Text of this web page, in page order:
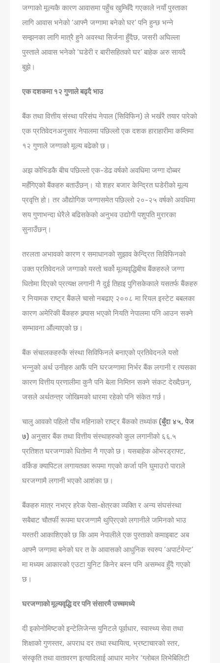
जग्गाको मूल्यकै कारण आवासमा पहुँच खुम्चिँदै गएकाले नयाँ पुस्ताका
लागि आवास भनेको ‘आफ्नै जग्गामा बनेको घर’ पनि हुन्छ भन्ने
सम्झनका लागि मात्रै हुने अवस्था सिर्जना हुँदैछ, जसरी अघिल्ला
पुस्ताले आवास भनेको ‘घडेरी र बारीसहितको घर’ बाहेक अरु सायदै
बुझे।
एक दशकमा १२ गुणाले बढ्दै भाउ
बैंक तथा वित्तीय संस्था परिसंघ नेपाल (सिविफिन) ले भर्खरै तयार पारेको
एक प्रतिवेदनअनुसार नेपालमा पछिल्लो एक दशक हाराहारीमा कम्तिमा
१२ गुणाले जग्गाको मूल्य बढेको छ।
अझ कोभिडकै बीच पछिल्लो एक-डेढ वर्षको अवधिमा जग्गा दोब्बर
महँगिएको बैंकहरु बताउँछन्। यो शहर बजार केन्द्रित घडेरीको मूल्य
प्रवृत्ति हो। तर औद्योगिक जग्गासमेत पछिल्लो २०-२५ वर्षको अवधिमा
सय गुणाभन्दा धेरैले बढिसकेको अनुभव उद्योगी पशुपति मुरारका
सुनाउँछन्।
तरलता अभावको कारण र समाधानको सुझाव केन्द्रित सिविफिनको
उक्त प्रतिवेदनले जग्गाको यस्तो चर्को मूल्यवृद्धिबीच बैंकहरुले जग्गा
धितोमा दिएको प्रत्यक्ष लगानी नै दुई तिहाइ पुगिसकेकाले यसतर्फ बैंकहरु
र नियामक राष्ट्र बैंकले चासो नबढाए २००८ मा रियल इस्टेट बबलका
कारण अमेरिकी बैंकहरु क्र्यास भएको नियति नेपालमा पनि आउन सक्ने
सम्भावना औंल्याएको छ।
बैंक संचालकहरुकै संस्था सिविफिनले बनाएको प्रतिवेदनले यसो
भन्नुको अर्थ उनीहरु आफैं पनि घरजग्गामा निर्भर बैंक लगानी र त्यसका
कारण वित्तीय प्रणालीमा कुनै पनि बेला निम्तिन सक्ने संकट देख्दैछन्,
जसले अर्थतन्त्र जोखिमको धारमा रहेको पनि संकेत गर्छ।
चालु आवको पहिलो पाँच महिनाको राष्ट्र बैंकको तथ्यांक(बुँदा ४५, पेज
७) अनुसार बैंक तथा वित्तीय संस्थाहरुको कुल लगानीको ६६.५
प्रतिशत घरजग्गाको धितोमा नै गएको छ। यसबाहेक ओभरड्राफ्ट,
वर्किङ क्यापिटल लगायतका रूपमा गएको कर्जा पनि घुमाउरो पाराले
घरजग्गामै लगानी भएको आशंका छ।
बैंकहरु मात्र नभएर हरेक पे‍सा-क्षेत्रका व्यक्ति र अन्य संघस‌ंस्था
सबैबाट चौतर्फी रूपमा घरजग्गामै थुप्रिएको लगानीले जमिनको भाउ
यस्तरी आकाशिएको छ कि आम नेपालीले एक पुस्ताको कमाइबाट अब
आफ्नै जग्गामा बनेको घर त के आवासको आधुनिक स्वरुप ‘अपार्टमेन्ट’
मा मध्यम आकारको एउटा युनिट किनेर बस्न पनि असम्भव हुँदै गएको
छ।
घरजग्गाको मूल्यवृद्धि दर पनि संसारमै उच्चमध्ये
दी इकोनोमिष्टको इन्टेलिजेन्स युनिटले पूर्वाधार, स्वास्थ्य सेवा तथा
शिक्षाको गुणस्तर, अपराध दर तथा स्थायित्व, भ्रष्टाचारको स्तर,
संस्कृति तथा वातावरण इत्यादिलाई आधार मानेर ‘ग्लोबल लिभेबिलिटी